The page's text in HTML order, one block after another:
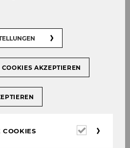
comprises seven
members:
AKZEPTIEREN
COOKIES